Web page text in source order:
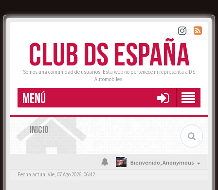
CLUB DS ESPAÑA
Somos una comunidad de usuarios. Esta web no pertenece ni representa a DS
Automobiles.
MENÚ
INICIO
Bienvenido,Anonymous
Fecha actual Vie, 07 Ago 2026, 06:42